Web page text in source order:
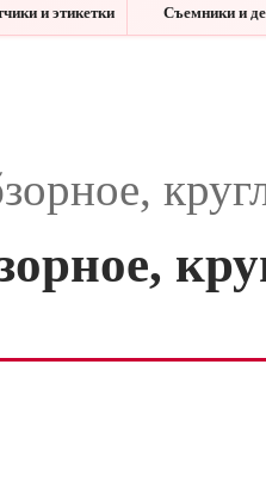
и этикетки Съемники и